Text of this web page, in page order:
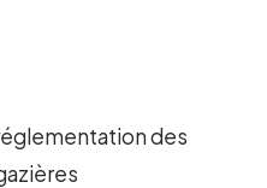
des